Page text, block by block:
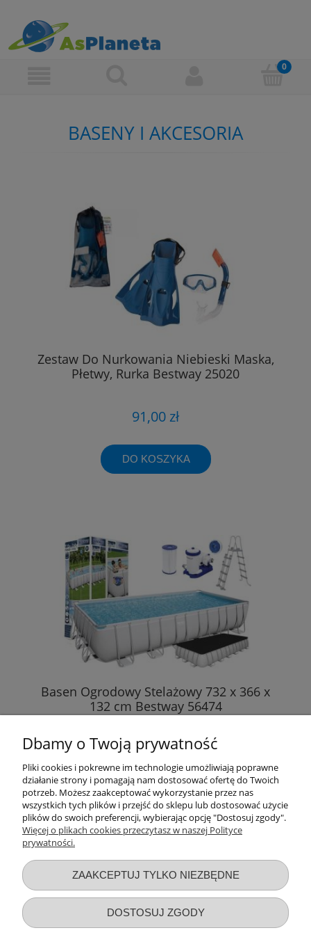
BASENY I AKCESORIA
Zestaw Do Nurkowania Niebieski Maska,
Płetwy, Rurka Bestway 25020
91,00 zł
DO KOSZYKA
Basen Ogrodowy Stelażowy 732 x 366 x
132 cm Bestway 56474
4 650,00 zł
DO KOSZYKA
Dbamy o Twoją prywatność
Pliki cookies i pokrewne im technologie umożliwiają poprawne
działanie strony i pomagają nam dostosować ofertę do Twoich
potrzeb. Możesz zaakceptować wykorzystanie przez nas
wszystkich tych plików i przejść do sklepu lub dostosować użycie
plików do swoich preferencji, wybierając opcję "Dostosuj zgody".
Więcej o plikach cookies przeczytasz w naszej Polityce
prywatności.
ZAAKCEPTUJ TYLKO NIEZBĘDNE
DOSTOSUJ ZGODY